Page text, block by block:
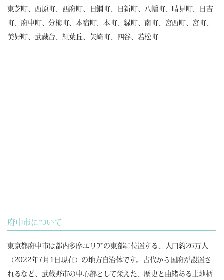
東芝町、西原町、西府町、日鋼町、日新町、八幡町、晴見町、日吉
町、府中町、分梅町、本宿町、本町、緑町、南町、宮西町、宮町、
美好町、武蔵台、紅葉丘、矢崎町、四谷、若松町
府中市について
東京都府中市は都内多摩エリアの東部に位置する、人口約26万人
（2022年7月1日現在）の地方自治体です。古代から国府が設置さ
れるなど、武蔵野市の中心部として栄えた、歴史と由緒ある土地柄